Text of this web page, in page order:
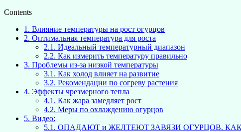
Contents
1. Влияние температуры на рост огурцов
2. Оптимальная температура для роста
2.1. Идеальный температурный диапазон
2.2. Как измерить температуру правильно
3. Проблемы из-за низкой температуры
3.1. Как холод влияет на развитие
3.2. Рекомендации по согреву растения
4. Эффекты чрезмерного тепла
4.1. Как жара замедляет рост
4.2. Меры по охлаждению огурцов
5. Видео:
5.1. ОПАДАЮТ и ЖЕЛТЕЮТ ЗАВЯЗИ ОГУРЦОВ.